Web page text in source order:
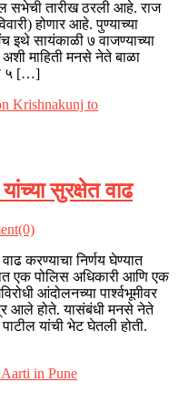
सभेची तारीख ठरली आहे. राज
होणार आहे. पुण्याच्या
इथे सायंकाळी ७ वाजण्याच्या
माहिती मनसे नेते बाळा
५ […]
सुरक्षेत वाढ
करण्याचा निर्णय घेण्यात
एक पोलिस अधिकारी आणि एक
आंदोलनच्या पार्श्वभूमीवर
आले होते. यासंबंधी मनसे नेते
यांची भेट घेतली होती.